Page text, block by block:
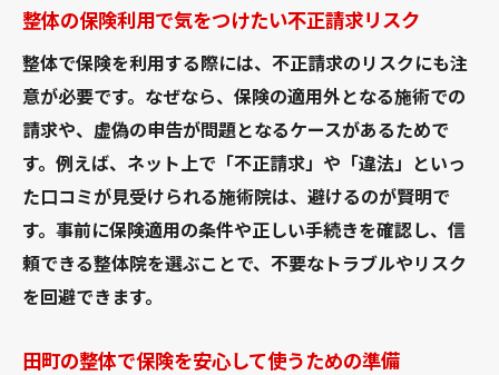
整体の保険利用で気をつけたい不正請求リスク
整体で保険を利用する際には、不正請求のリスクにも注
意が必要です。なぜなら、保険の適用外となる施術での
請求や、虚偽の申告が問題となるケースがあるためで
す。例えば、ネット上で「不正請求」や「違法」といっ
た口コミが見受けられる施術院は、避けるのが賢明で
す。事前に保険適用の条件や正しい手続きを確認し、信
頼できる整体院を選ぶことで、不要なトラブルやリスク
を回避できます。
田町の整体で保険を安心して使うための準備